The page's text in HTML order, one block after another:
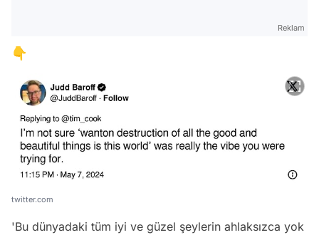
Reklam
👇
twitter.com
'Bu dünyadaki tüm iyi ve güzel şeylerin ahlaksızca yok